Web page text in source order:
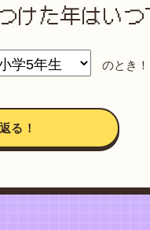
けた年はい
のとき！
る！